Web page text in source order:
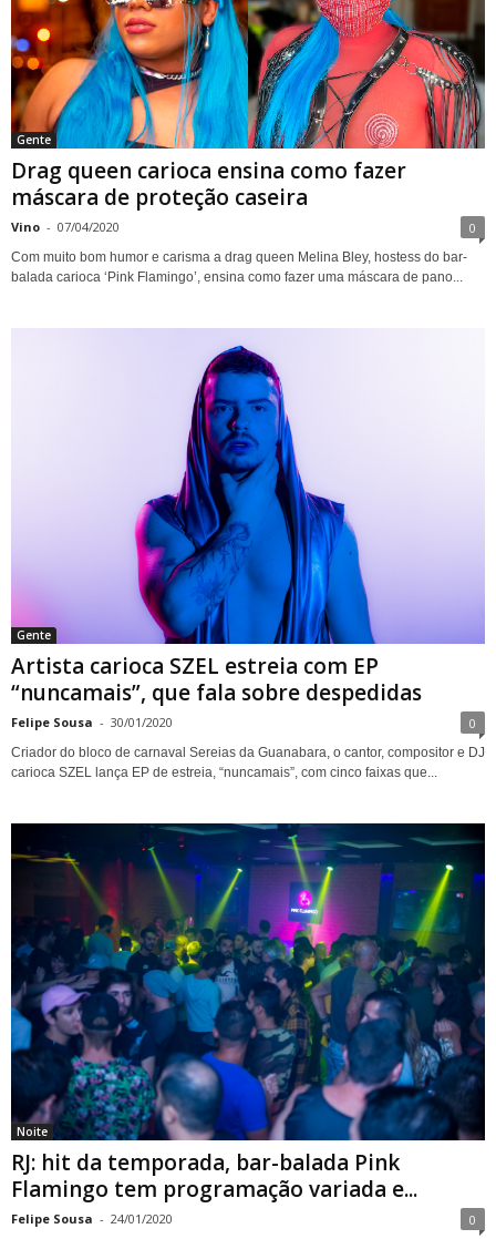
Gente
Drag queen carioca ensina como fazer
máscara de proteção caseira
Vino - 07/04/2020 0
Com muito bom humor e carisma a drag queen Melina Bley, hostess do bar-
balada carioca ‘Pink Flamingo’, ensina como fazer uma máscara de pano...
Gente
Artista carioca SZEL estreia com EP
“nuncamais”, que fala sobre despedidas
Felipe Sousa - 30/01/2020 0
Criador do bloco de carnaval Sereias da Guanabara, o cantor, compositor e DJ
carioca SZEL lança EP de estreia, “nuncamais”, com cinco faixas que...
Noite
RJ: hit da temporada, bar-balada Pink
Flamingo tem programação variada e...
Felipe Sousa - 24/01/2020 0